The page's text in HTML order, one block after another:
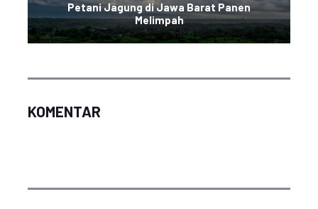
Petani Jagung di Jawa Barat Panen
Melimpah
KOMENTAR